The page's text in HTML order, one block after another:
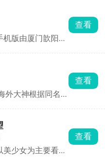
开互动，一起打
内所有的物品全
种建筑物，还有
书写你的小镇故
版由厦门歆阳网
到坏掉的吃食，
系统。总共有三
带来不一样的恐
升番茄先生吸心情
查看
外大神根据同名动
施展自己的超能
人，自由开展战
的格斗任务，解
化自身。
查看
少女为主要看点
查看